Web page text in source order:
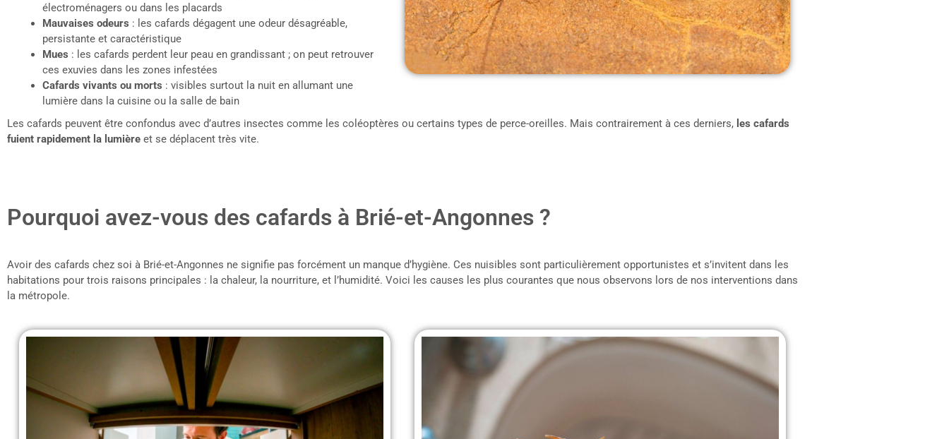
électroménagers ou dans les placards
Mauvaises odeurs : les cafards dégagent une odeur désagréable,
persistante et caractéristique
Mues : les cafards perdent leur peau en grandissant ; on peut retrouver
ces exuvies dans les zones infestées
Cafards vivants ou morts : visibles surtout la nuit en allumant une
lumière dans la cuisine ou la salle de bain
Les cafards peuvent être confondus avec d’autres insectes comme les coléoptères ou certains types de perce-oreilles. Mais contrairement à ces derniers, les cafards
fuient rapidement la lumière et se déplacent très vite.
Pourquoi avez-vous des cafards à Brié-et-Angonnes ?
Avoir des cafards chez soi à Brié-et-Angonnes ne signifie pas forcément un manque d’hygiène. Ces nuisibles sont particulièrement opportunistes et s’invitent dans les
habitations pour trois raisons principales : la chaleur, la nourriture, et l’humidité. Voici les causes les plus courantes que nous observons lors de nos interventions dans
la métropole.